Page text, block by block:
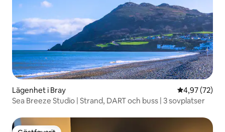
Lägenhet i Bray 4,97 av 5 i
4,97 (72)
Sea Breeze Studio | Strand, DART och buss | 3 sovplatser